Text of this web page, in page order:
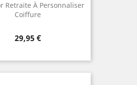
Retraite À Personnaliser
Coiffure
Prix
29,95 €